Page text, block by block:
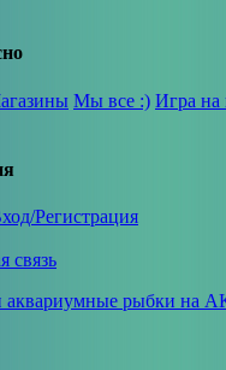
Мы все :) Игра на
Регистрация
связь